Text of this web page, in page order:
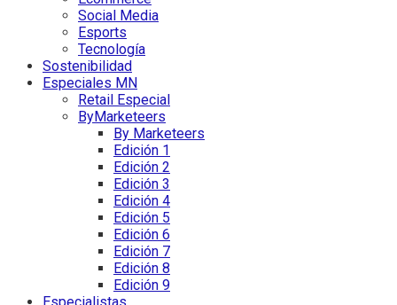
Social Media
Esports
Tecnología
Sostenibilidad
Especiales MN
Retail Especial
ByMarketeers
By Marketeers
Edición 1
Edición 2
Edición 3
Edición 4
Edición 5
Edición 6
Edición 7
Edición 8
Edición 9
Especialistas